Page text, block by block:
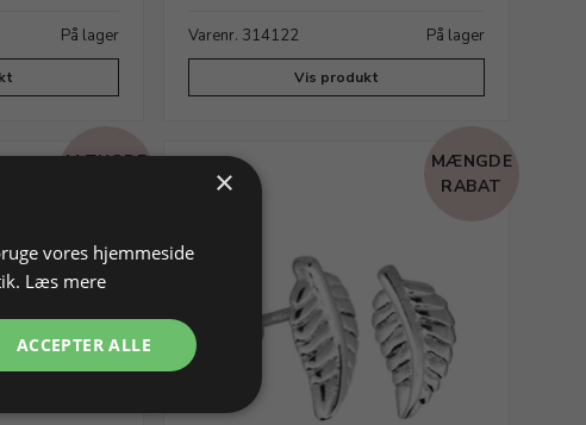
På lager Varenr. 314122 På lager
Vis produkt
MÆNGDE
MÆNGDE
RABAT
×
vores hjemmeside
Læs mere
ACCEPTER ALLE